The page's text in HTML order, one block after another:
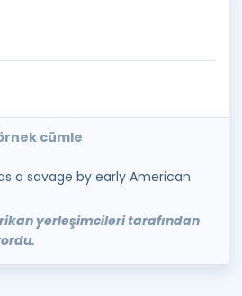
cümle
a savage by early American
yerleşimcileri tarafından